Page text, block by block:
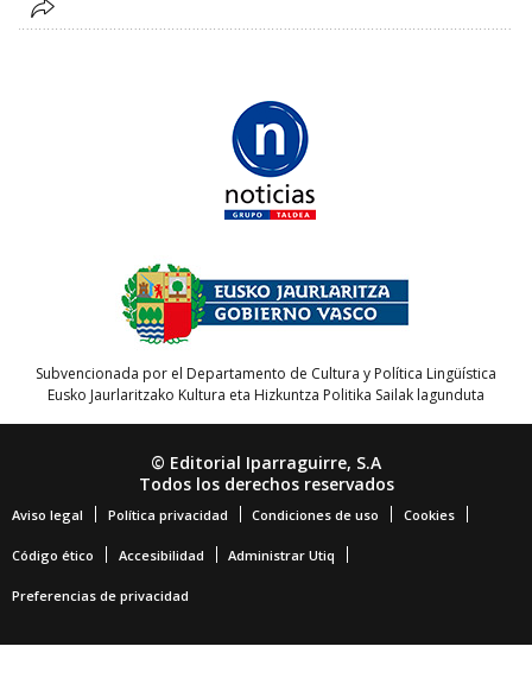
Subvencionada por el Departamento de Cultura y Política Lingüística
Eusko Jaurlaritzako Kultura eta Hizkuntza Politika Sailak lagunduta
© Editorial Iparraguirre, S.A
Todos los derechos reservados
Aviso legal Política privacidad Condiciones de uso Cookies
Código ético Accesibilidad Administrar Utiq
Preferencias de privacidad